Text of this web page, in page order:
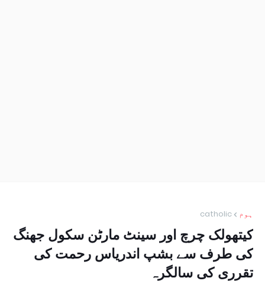
ہوم catholic
کیتھولک چرچ اور سینٹ مارٹن سکول جھنگ
کی طرف سے بشپ اندریاس رحمت کی
تقرری کی سالگرہ